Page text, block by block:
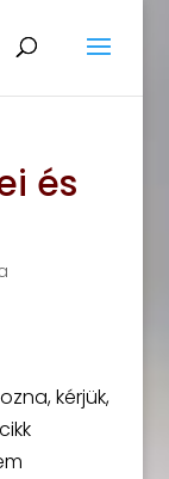
és
kérjük,